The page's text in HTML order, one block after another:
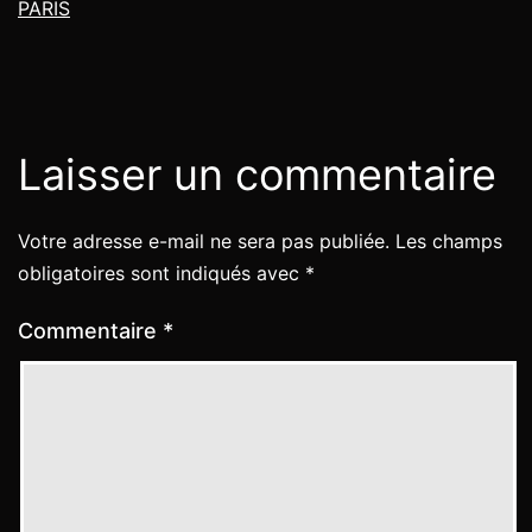
PARIS
Laisser un commentaire
Votre adresse e-mail ne sera pas publiée. Les champs
obligatoires sont indiqués avec *
Commentaire *